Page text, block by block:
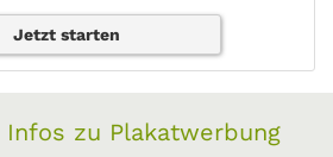
Jetzt starten
zu Plakatwerbung